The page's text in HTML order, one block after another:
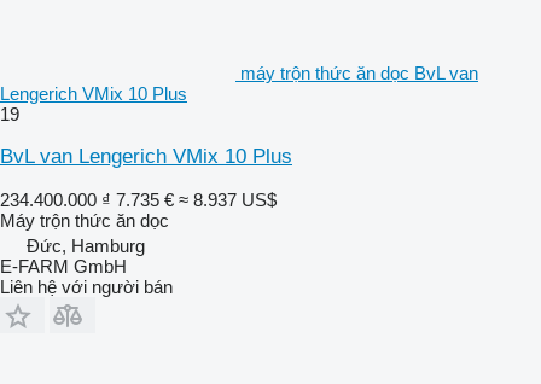
máy trộn thức ăn dọc BvL van
Lengerich VMix 10 Plus
19
BvL van Lengerich VMix 10 Plus
234.400.000 ₫ 7.735 € ≈ 8.937 US$
Máy trộn thức ăn dọc
Đức, Hamburg
E-FARM GmbH
Liên hệ với người bán